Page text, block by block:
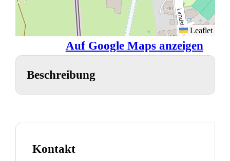
Leaflet
Auf Google Maps anzeigen
Beschreibung
Kontakt